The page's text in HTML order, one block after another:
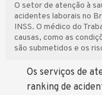
O setor de atenção à
acidentes laborais no
INSS. O médico do
causas, como as
são submetidos e os
Os serviços de
ranking de